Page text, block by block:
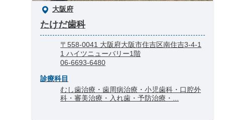
大阪府
たけだ歯科
〒558-0041 大阪府大阪市住吉区南住吉3-4-1
1 ハイツニューバリー1階
06-6693-6480
診療科目
むし歯治療・歯周病治療・小児歯科・口腔外
科・審美治療・入れ歯・予防治療・...